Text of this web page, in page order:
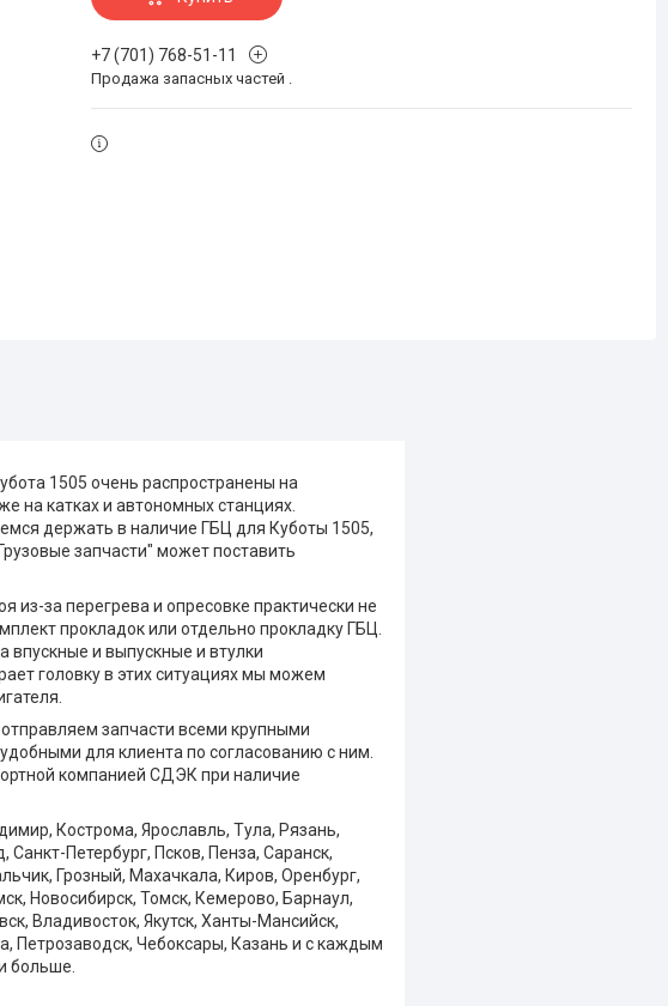
+7 (701) 768-51-11
Продажа запасных частей .
1505 очень распространены на
на катках и автономных станциях.
держать в наличие ГБЦ для Куботы 1505,
запчасти" может поставить
из-за перегрева и опресовке практически не
прокладок или отдельно прокладку ГБЦ.
впускные и выпускные и втулки
головку в этих ситуациях мы можем
запчасти всеми крупными
для клиента по согласованию с ним.
компанией СДЭК при наличие
Кострома, Ярославль, Тула, Рязань,
Петербург, Псков, Пенза, Саранск,
Грозный, Махачкала, Киров, Оренбург,
Новосибирск, Томск, Кемерово, Барнаул,
Владивосток, Якутск, Ханты-Мансийск,
Петрозаводск, Чебоксары, Казань и с каждым
больше.